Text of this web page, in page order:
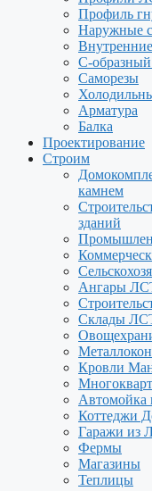
Профиль
Наружные
С-
Саморезы
Арматура
Балка
Проектирование
Строим
камнем
зданий
Ангары
Склады
Кровли
Коттеджи
Гаражи из
Фермы
Магазины
Теплицы